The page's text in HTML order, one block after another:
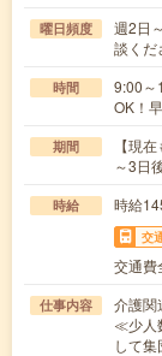
曜日頻度
週2日
談くだ
時間
9:00～
OK！
期間
【現
～3日
時給 時給
交
交通費
仕事内容
介護関
≪少人
して